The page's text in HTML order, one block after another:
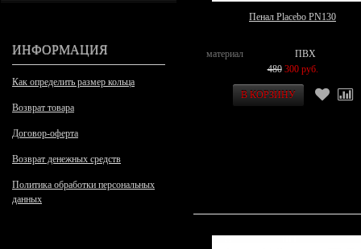
ИНФОРМАЦИЯ
Как определить размер кольца
Возврат товара
Договор-оферта
Возврат денежных средств
Политика обработки персональных
данных
Пенал Placebo PN130
материал
ПВХ
480 300 руб.